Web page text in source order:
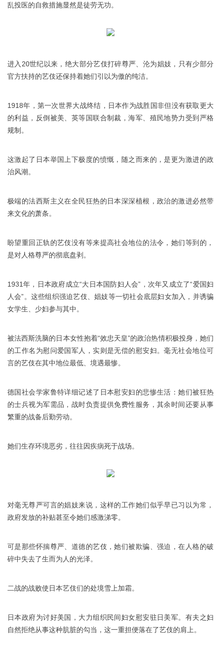
乱投医的自救措施显然是徒劳无功。
进入20世纪以来，绝大部分艺伎打碎尊严、沦为娼妓，只有少部分
官方扶持的艺伎还保持着她们引以为傲的纯洁。
1918年，第一次世界大战终结，日本作为战胜国非但没有获取更大
的利益，反倒被美、英等国联合制裁，海军、殖民地势力受到严格
规制。
这激起了日本举国上下极度的愤慨，随之而来的，是更为激进的政
治风潮。
极端的法西斯主义在全民狂热的日本深深植根，政治的激进必然带
来文化的萧条。
盼望重回正轨的艺伎没有等来提高社会地位的法令，她们等到的，
是对人格尊严的彻底盘剥。
1931年，日本政府成立“大日本国防妇人会”，次年又成立了“爱国妇
人会”。这些组织强迫艺伎、娼妓等一切社会底层妇女加入，并诱骗
女学生、少妇参与其中。
被法西斯洗脑的日本女性抱着“效忠天皇”的政治热情积极投身，她们
的工作名为慰问爱国军人，实则是无偿的慰安妇。毫无社会地位可
言的艺伎在其中地位最低、境遇最惨。
德国社会学家鲁特详细记述了日本慰安妇的悲惨生活：她们被狂热
的士兵视为军需品，战时负责提供免费性服务，其余时间还要从事
繁重的战备后勤劳动。
她们生存环境恶劣，往往因疾病死于战场。
对毫无尊严可言的娼妓来说，这样的工作她们似乎早已习以为常，
政府发放的补贴甚至令她们感激涕零。
可是那些怀揣尊严、道德的艺伎，她们被欺骗、强迫，在人格的破
碎中失去了生而为人的光泽。
二战的战败使日本艺伎们的处境雪上加霜。
日本政府为讨好美国，大力组织民间妇女慰安驻日美军。有夫之妇
自然拒绝从事这种肮脏的勾当，这一重担便落在了艺伎的肩上。